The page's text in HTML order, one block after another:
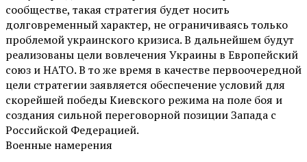
сообществе, такая стратегия будет носить
долговременный характер, не ограничиваясь только
проблемой украинского кризиса. В дальнейшем будут
реализованы цели вовлечения Украины в Европейский
союз и НАТО. В то же время в качестве первоочередной
цели стратегии заявляется обеспечение условий для
скорейшей победы Киевского режима на поле боя и
создания сильной переговорной позиции Запада с
Российской Федерацией.
Военные намерения